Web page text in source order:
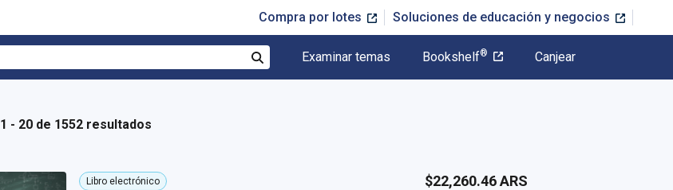
Compra por lotes Soluciones de educación y negocios
Buscar
Examinar temas Bookshelf® Canjear
1 - 20 de 1552 resultados
Libro electrónico $22,260.46 ARS